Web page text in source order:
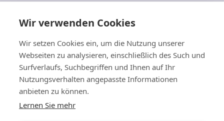
Wir verwenden Cookies
Wir setzen Cookies ein, um die Nutzung unserer
Webseiten zu analysieren, einschließlich des Such und
Surfverlaufs, Suchbegriffen und Ihnen auf Ihr
Nutzungsverhalten angepasste Informationen
anbieten zu können.
Lernen Sie mehr
Unternehmen
Investoren
1999 - 2026 © JBT Marel